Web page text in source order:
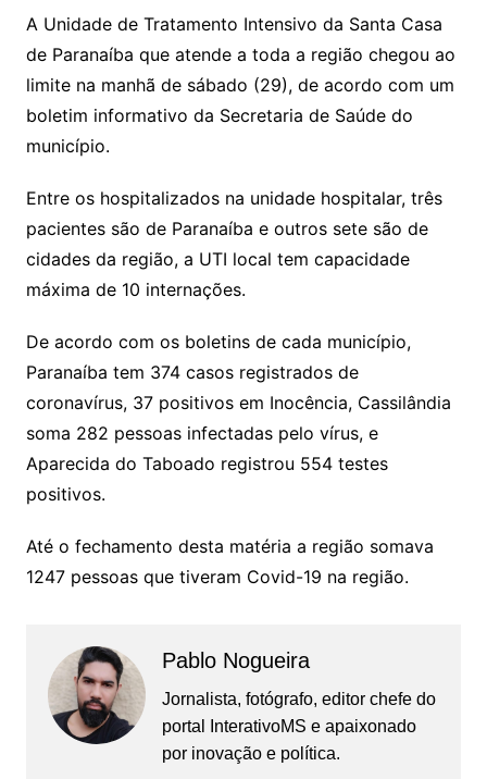
A Unidade de Tratamento Intensivo da Santa Casa
de Paranaíba que atende a toda a região chegou ao
limite na manhã de sábado (29), de acordo com um
boletim informativo da Secretaria de Saúde do
município.
Entre os hospitalizados na unidade hospitalar, três
pacientes são de Paranaíba e outros sete são de
cidades da região, a UTI local tem capacidade
máxima de 10 internações.
De acordo com os boletins de cada município,
Paranaíba tem 374 casos registrados de
coronavírus, 37 positivos em Inocência, Cassilândia
soma 282 pessoas infectadas pelo vírus, e
Aparecida do Taboado registrou 554 testes
positivos.
Até o fechamento desta matéria a região somava
1247 pessoas que tiveram Covid-19 na região.
Pablo Nogueira
Jornalista, fotógrafo, editor chefe do
portal InterativoMS e apaixonado
por inovação e política.